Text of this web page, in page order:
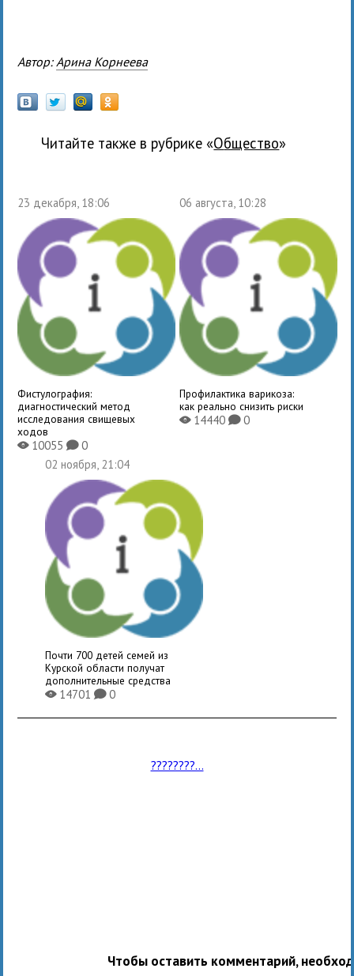
Автор: Арина Корнеева
Читайте также в рубрике « общество»
23 декабря, 18:06
Фистулография:
диагностический метод
исследования свищевых
ходов
X10055K0
06 августа, 10:28
Профилактика варикоза:
как реально снизить риски
X14440 K0
02 ноября, 21:04
Почти 700 детей семей из
Курской области получат
дополнительные средства
X14701K0
????????...
Чтобы оставить комментарий,